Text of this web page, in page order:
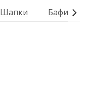
Шапки Бафи